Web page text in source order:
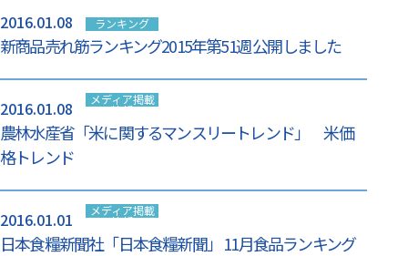
2016.01.08 ランキング
新商品売れ筋ランキング2015年第51週 公開しました
2016.01.08 メディア掲載
情報
農林水産省「米に関するマンスリートレンド」 米価
格トレンド
2016.01.01 メディア掲載
情報
日本食糧新聞社「日本食糧新聞」 11月食品ランキング